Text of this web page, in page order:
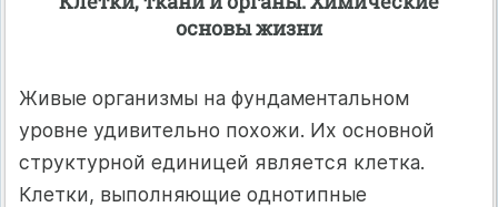
основы жизни
Живые организмы на фундаментальном
уровне удивительно похожи. Их основной
структурной единицей является клетка.
Клетки, выполняющие однотипные